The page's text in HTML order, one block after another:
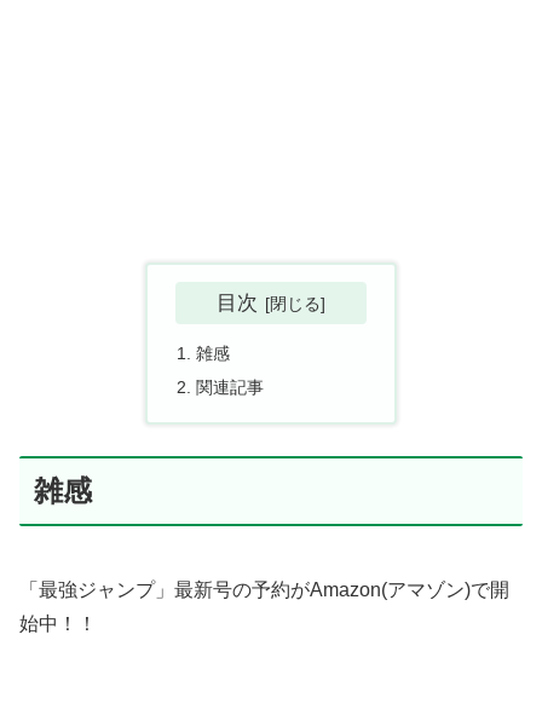
目次
雑感
関連記事
雑感
「最強ジャンプ」最新号の予約がAmazon(アマゾン)で開
始中！！